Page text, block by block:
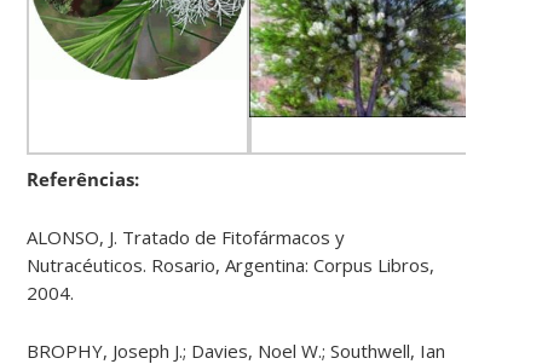
Referências:
ALONSO, J. Tratado de Fitofármacos y
Nutracéuticos. Rosario, Argentina: Corpus Libros,
2004.
BROPHY, Joseph J.; Davies, Noel W.; Southwell, Ian